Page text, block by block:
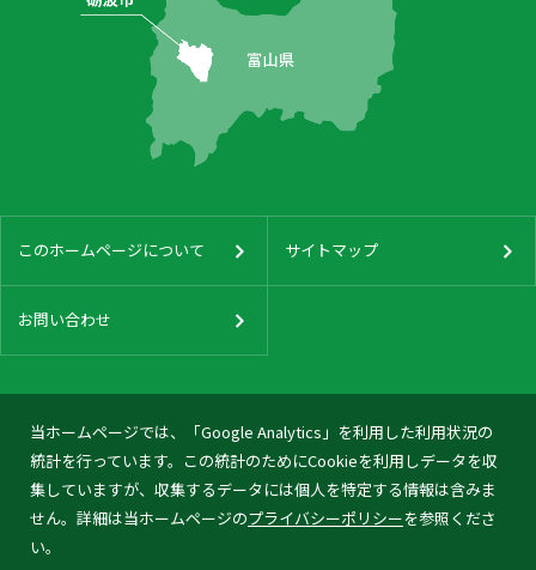
当ホームページでは、「Google Analytics」を利用した利用状況の
統計を行っています。この統計のためにCookieを利用しデータを収
集していますが、収集するデータには個人を特定する情報は含みま
せん。詳細は当ホームページのプライバシーポリシーを参照くださ
い。
このホームページについて サイトマップ
お問い合わせ